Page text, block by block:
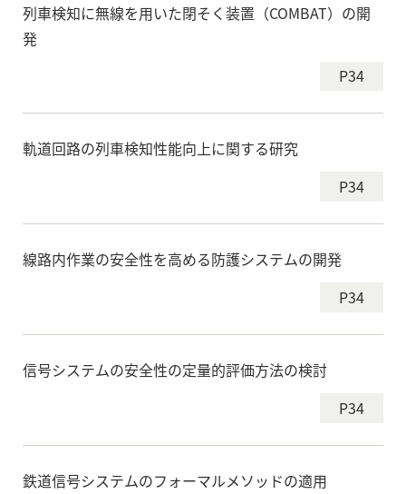
列車検知に無線を用いた閉そく装置（COMBAT）の開
発
P34
軌道回路の列車検知性能向上に関する研究
P34
線路内作業の安全性を高める防護システムの開発
P34
信号システムの安全性の定量的評価方法の検討
P34
鉄道信号システムのフォーマルメソッドの適用